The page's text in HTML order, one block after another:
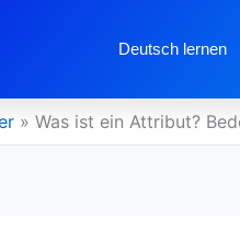
Deutsch lernen
Was ist ein Attribut?